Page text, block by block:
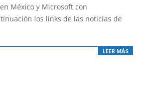
México y Microsoft con
los links de las noticias de
LEER MÁS